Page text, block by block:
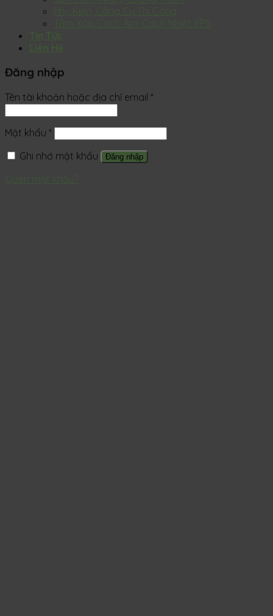
Tấm Xốp Cách Âm, Cách Nhiệt XPS
Đăng nhập
Tên tài khoản hoặc địa chỉ email *
Mật khẩu *
Ghi nhớ mật khẩu
Đăng nhập
Quên mật khẩu?